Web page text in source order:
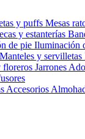
y puffs Mesas
y estanterías
de pie Iluminación
Manteles y servilletas
floreros Jarrones
Accesorios